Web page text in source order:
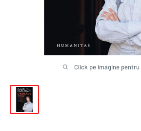
Click pe imagine pentru